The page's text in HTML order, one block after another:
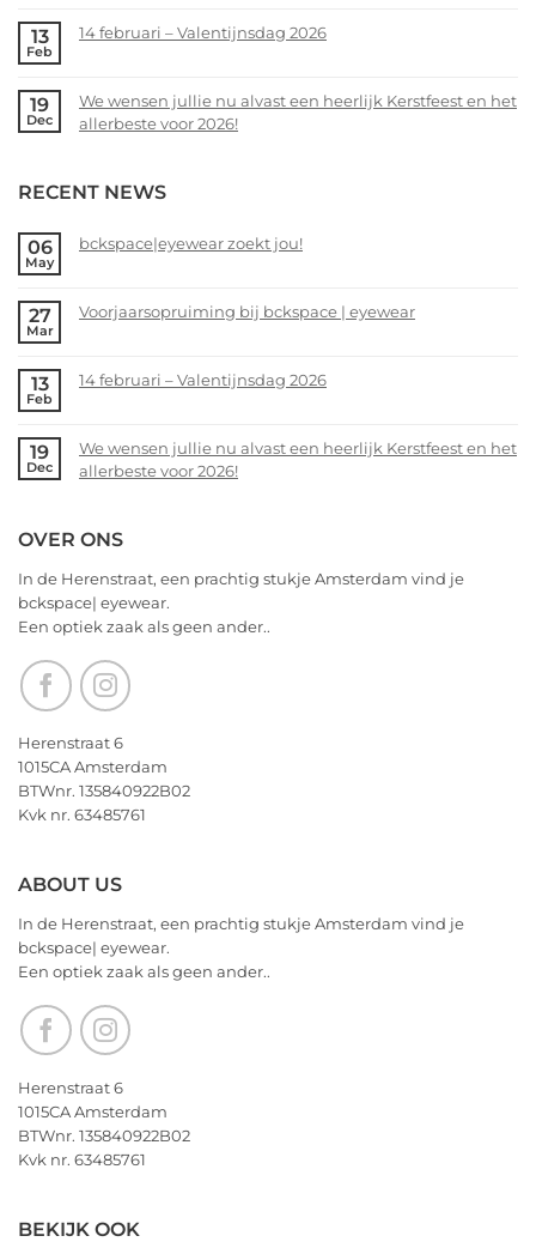
jou!
on
bckspace
|
13
Feb
14 februari – Valentijnsdag 2026
on
14
Valentijnsdag
19
Dec
We wensen jullie nu alvast een heerlijk Kerstfeest en het
allerbeste voor 2026!
on
wensen
alvast
Kerstfeest
allerbeste
voor
RECENT NEWS
06
May
bckspace|eyewear zoekt jou!
on
jou!
27
Mar
Voorjaarsopruiming bij bckspace | eyewear
on
bckspace
|
13
Feb
14 februari – Valentijnsdag 2026
on
14
Valentijnsdag
19
Dec
We wensen jullie nu alvast een heerlijk Kerstfeest en het
allerbeste voor 2026!
on
wensen
jullie
nu
alvast
een
heerlijk
en
het
allerbeste
voor
OVER ONS
In de Herenstraat, een prachtig stukje Amsterdam vind je
bckspace| eyewear.
Een optiek zaak als geen ander..
Herenstraat 6
1015CA Amsterdam
BTWnr. 135840922B02
Kvk nr. 63485761
ABOUT US
In de Herenstraat, een prachtig stukje Amsterdam vind je
bckspace| eyewear.
Een optiek zaak als geen ander..
Herenstraat 6
1015CA Amsterdam
BTWnr. 135840922B02
Kvk nr. 63485761
BEKIJK OOK